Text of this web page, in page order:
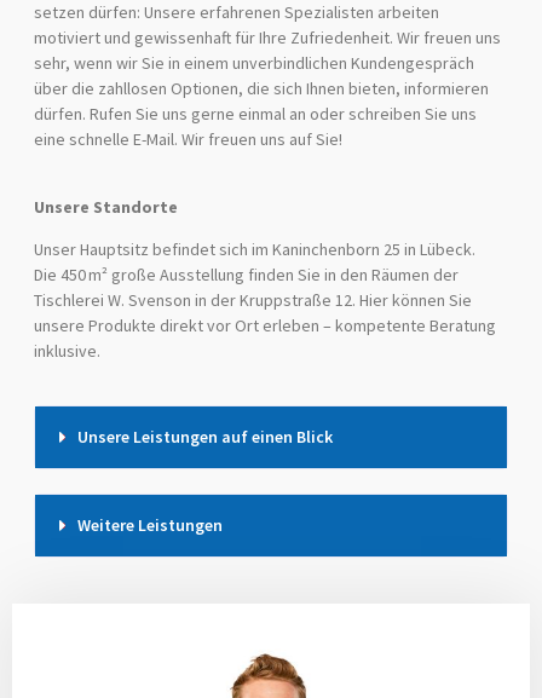
setzen dürfen: Unsere erfahrenen Spezialisten arbeiten
motiviert und gewissenhaft für Ihre Zufriedenheit. Wir freuen uns
sehr, wenn wir Sie in einem unverbindlichen Kundengespräch
über die zahllosen Optionen, die sich Ihnen bieten, informieren
dürfen. Rufen Sie uns gerne einmal an oder schreiben Sie uns
eine schnelle E-Mail. Wir freuen uns auf Sie!
Unsere Standorte
Unser Hauptsitz befindet sich im Kaninchenborn 25 in Lübeck.
Die 450 m² große Ausstellung finden Sie in den Räumen der
Tischlerei W. Svenson in der Kruppstraße 12. Hier können Sie
unsere Produkte direkt vor Ort erleben – kompetente Beratung
inklusive.
Unsere Leistungen auf einen Blick
Weitere Leistungen